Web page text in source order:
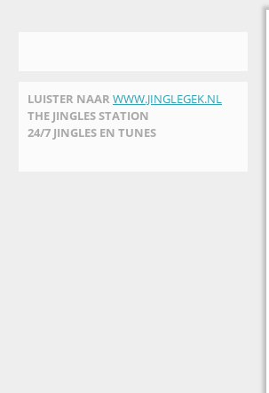
LUISTER NAAR WWW.JINGLEGEK.NL
THE JINGLES STATION
24/7 JINGLES EN TUNES